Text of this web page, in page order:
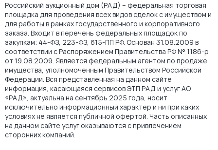
Российский аукционный дом (РАД) – федеральная торговая
площадка для проведения всех видов сделок с имуществом и
для работы в рамках государственного и корпоративного
заказа. Входит в перечень федеральных площадок по
закупкам: 44-ФЗ, 223-ФЗ, 615-ПП РФ. Основан 31.08.2009 в
соответствии с Распоряжением Правительства РФ № 1186-р
от 19.08.2009. Является федеральным агентом по продаже
имущества, уполномоченным Правительством Российской
Федерации. Вся представленная на данном сайте
информация, касающаяся сервисов ЭТП РАД и услуг АО
«РАД», актуальна на сентябрь 2025 года, носит
исключительно информационный характер и ни при каких
условиях не является публичной офертой. Часть описанных
на данном сайте услуг оказываются с привлечением
сторонних компаний.